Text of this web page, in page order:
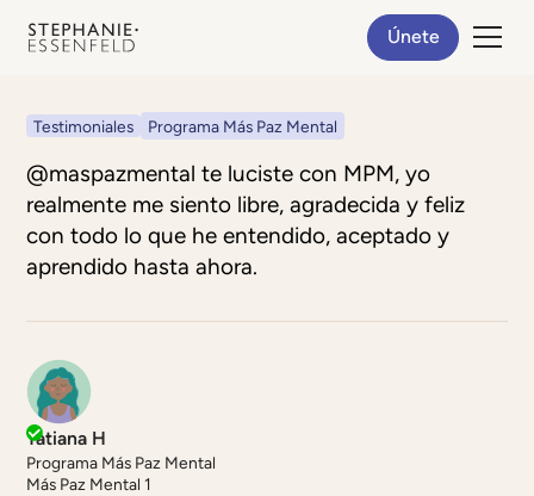
Únete
Testimoniales Programa Más Paz Mental
@maspazmental te luciste con MPM, yo
realmente me siento libre, agradecida y feliz
con todo lo que he entendido, aceptado y
aprendido hasta ahora.
Tatiana H
Programa Más Paz Mental
Más Paz Mental 1